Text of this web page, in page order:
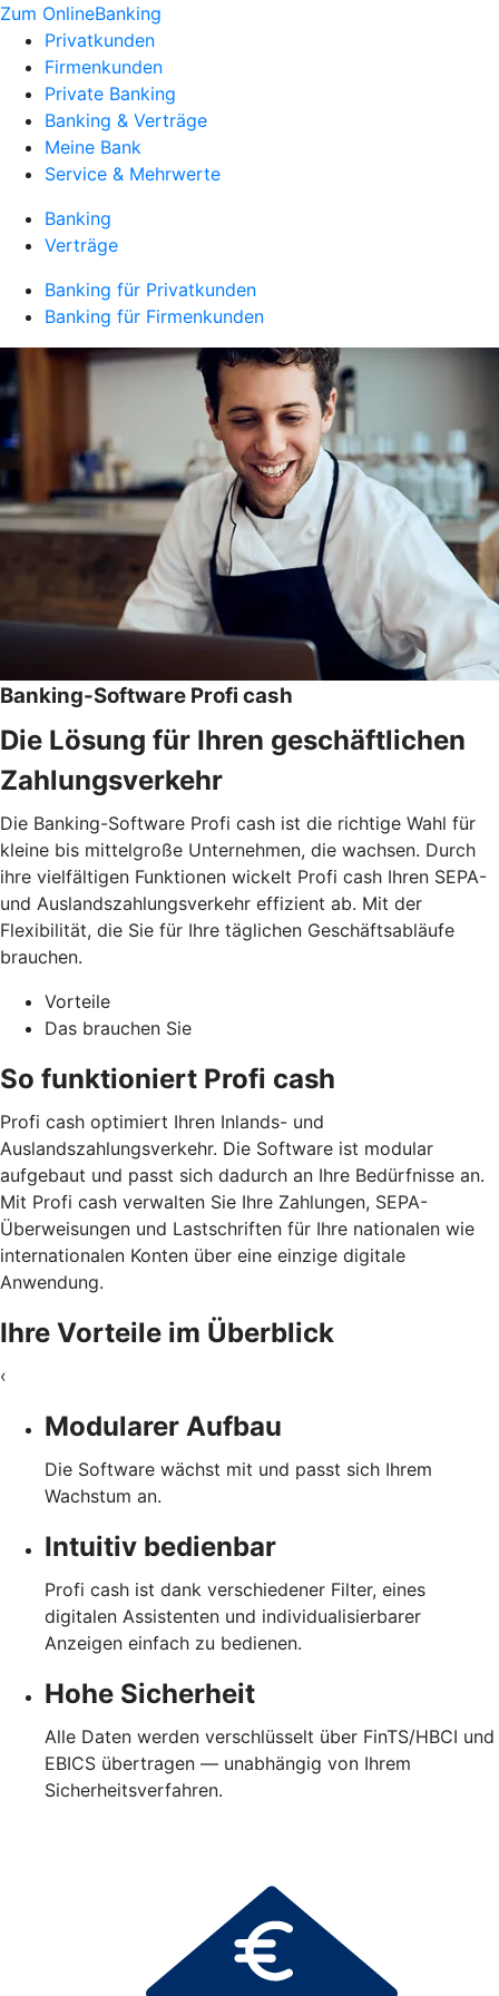
Zum OnlineBanking
Privatkunden
Firmenkunden
Private Banking
Banking & Verträge
Meine Bank
Service & Mehrwerte
Banking
Verträge
Banking für Privatkunden
Banking für Firmenkunden
Banking-Software Profi cash
Die Lösung für Ihren geschäftlichen
Zahlungsverkehr
Die Banking-Software Profi cash ist die richtige Wahl für
kleine bis mittelgroße Unternehmen, die wachsen. Durch
ihre vielfältigen Funktionen wickelt Profi cash Ihren SEPA-
und Auslandszahlungsverkehr effizient ab. Mit der
Flexibilität, die Sie für Ihre täglichen Geschäftsabläufe
brauchen.
Vorteile
Das brauchen Sie
So funktioniert Profi cash
Profi cash optimiert Ihren Inlands- und
Auslandszahlungsverkehr. Die Software ist modular
aufgebaut und passt sich dadurch an Ihre Bedürfnisse an.
Mit Profi cash verwalten Sie Ihre Zahlungen, SEPA-
Überweisungen und Lastschriften für Ihre nationalen wie
internationalen Konten über eine einzige digitale
Anwendung.
Ihre Vorteile im Überblick
‹
Modularer Aufbau
Die Software wächst mit und passt sich Ihrem
Wachstum an.
Intuitiv bedienbar
Profi cash ist dank verschiedener Filter, eines
digitalen Assistenten und individualisierbarer
Anzeigen einfach zu bedienen.
Hohe Sicherheit
Alle Daten werden verschlüsselt über FinTS/HBCI und
EBICS übertragen — unabhängig von Ihrem
Sicherheitsverfahren.